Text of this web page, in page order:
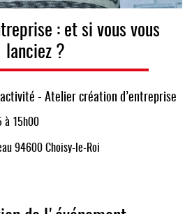
: et si vous vous
lanciez ?
- Atelier création d’entreprise
à 15h00
94600 Choisy-le-Roi